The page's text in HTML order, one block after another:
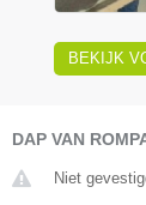
BEKIJK
DAP VAN
Niet